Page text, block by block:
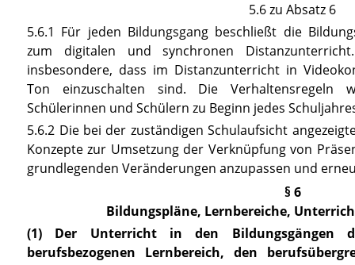
5.6 zu Absatz 6
5.6.1 Für jeden Bildungsgang beschließt die
zum digitalen und synchronen
insbesondere, dass im Distanzunterricht in
Ton einzuschalten sind. Die Verhaltensregeln
Schülerinnen und Schülern zu Beginn jedes
5.6.2 Die bei der zuständigen Schulaufsicht
Konzepte zur Umsetzung der Verknüpfung von
grundlegenden Veränderungen anzupassen und
§ 6
Bildungspläne, Lernbereiche,
(1) Der Unterricht in den Bildungsgängen
berufsbezogenen Lernbereich, den